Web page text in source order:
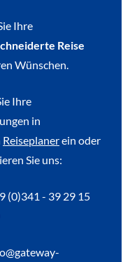
Ihre
Reise
Wünschen.
Ihre
in
Reiseplanerein oder
Sie uns:
(0)341 - 39 29 15